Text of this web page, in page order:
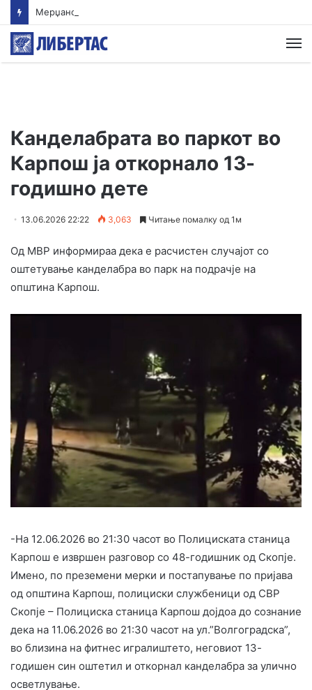
Канделабрата во паркот во
Карпош ја откорнало 13-
годишно дете
13.06.2026 22:22 3,063 Читање помалку од 1м
Од МВР информираа дека е расчистен случајот со
оштетување канделабра во парк на подрачје на
општина Карпош.
-На 12.06.2026 во 21:30 часот во Полициската станица
Карпош е извршен разговор со 48-годишник од Скопје.
Имено, по преземени мерки и постапување по пријава
од општина Карпош, полициски службеници од СВР
Скопје – Полициска станица Карпош дојдоа до сознание
дека на 11.06.2026 во 21:30 часот на ул.”Волгоградска”,
во близина на фитнес игралиштето, неговиот 13-
годишен син оштетил и откорнал канделабра за улично
осветлување.